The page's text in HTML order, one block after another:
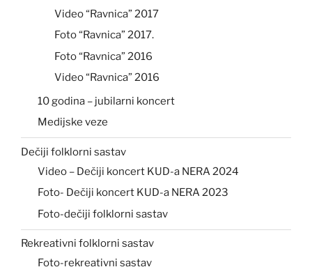
Video “Ravnica” 2017
Foto “Ravnica” 2017.
Foto “Ravnica” 2016
Video “Ravnica” 2016
10 godina – jubilarni koncert
Medijske veze
Dečiji folklorni sastav
Video – Dečiji koncert KUD-a NERA 2024
Foto- Dečiji koncert KUD-a NERA 2023
Foto-dečiji folklorni sastav
Rekreativni folklorni sastav
Foto-rekreativni sastav